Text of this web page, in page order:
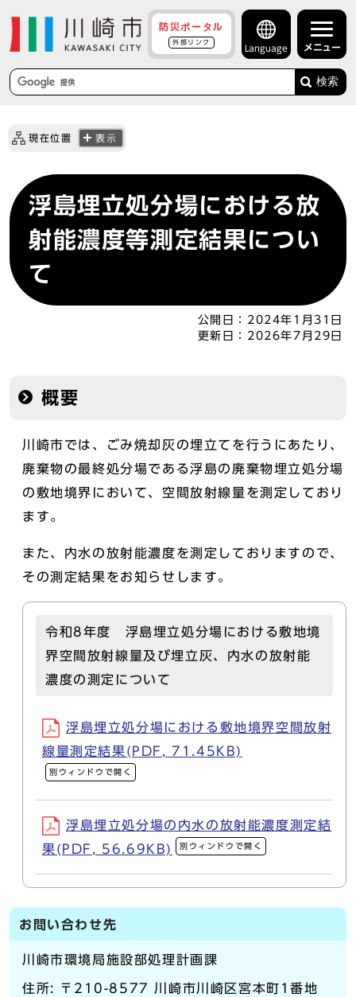
防災ポータル
外部リンク
Language メニュー
検索
現在位置 表示
浮島埋立処分場における放
射能濃度等測定結果につい
て
公開日： 2024年1月31日
更新日： 2026年7月29日
概要
川崎市では、ごみ焼却灰の埋立てを行うにあたり、
廃棄物の最終処分場である浮島の廃棄物埋立処分場
の敷地境界において、空間放射線量を測定しており
ます。
また、内水の放射能濃度を測定しておりますので、
その測定結果をお知らせします。
令和8年度 浮島埋立処分場における敷地境
界空間放射線量及び埋立灰、内水の放射能
濃度の測定について
浮島埋立処分場における敷地境界空間放射
線量測定結果(PDF, 71.45KB)
別ウィンドウで開く
浮島埋立処分場の内水の放射能濃度測定結
果(PDF, 56.69KB)
別ウィンドウで開く
お問い合わせ先
川崎市環境局施設部処理計画課
住所: 〒210-8577 川崎市川崎区宮本町1番地